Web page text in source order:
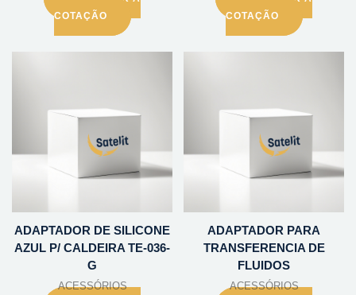
COTAÇÃO
COTAÇÃO
ADAPTADOR DE SILICONE
AZUL P/ CALDEIRA TE-036-
G
ACESSÓRIOS
ADAPTADOR PARA
TRANSFERENCIA DE
FLUIDOS
ACESSÓRIOS